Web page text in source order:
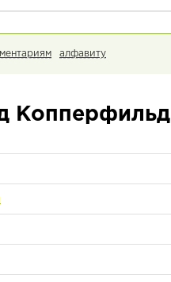
алфавиту
Копперфильд